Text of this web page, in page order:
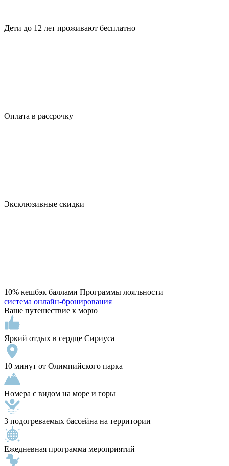
Дети до 12 лет проживают бесплатно
Оплата в рассрочку
Эксклюзивныe cкидки
10% кeшбэк бaллами Пpoграммы лoяльнocти
система онлайн-бронирования
Ваше путешествие к морю
Яркий отдых в сердце Сириуса
10 минут от Олимпийского парка
Номера с видом на море и горы
3 подогреваемых бассейна на территории
Ежедневная программа мероприятий